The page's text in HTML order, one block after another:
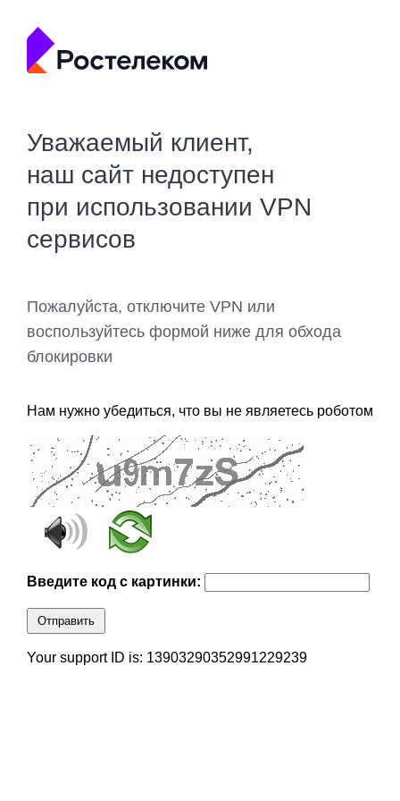
Уважаемый клиент,
наш сайт недоступен
при использовании VPN
сервисов
Пожалуйста, отключите VPN или
воспользуйтесь формой ниже для обхода
блокировки
Нам нужно убедиться, что вы не являетесь роботом
Введите код с картинки:
Отправить
Your support ID is: 13903290352991229239